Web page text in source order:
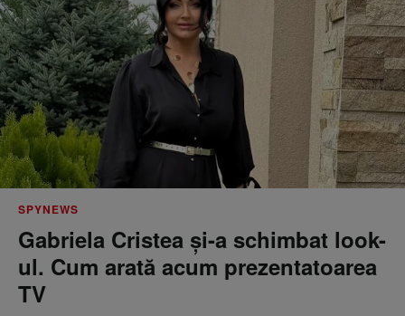
SPYNEWS
Gabriela Cristea și-a schimbat look-
ul. Cum arată acum prezentatoarea
TV